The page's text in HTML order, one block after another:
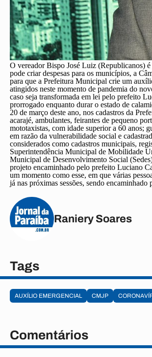
O vereador Bispo José Luiz (Republicanos)
pode criar despesas para os municípios, a
para que a Prefeitura Municipal crie um
atingidos neste momento de pandemia do
caso seja transformada em lei pelo prefeito
prorrogado enquanto durar o estado de
20 de março deste ano, nos cadastros da
acarajé, ambulantes, feirantes de pequeno
mototaxistas, com idade superior a 60 anos;
em razão da vulnerabilidade social e
considerados como cadastros municipais,
Superintendência Municipal de Mobilidade
Municipal de Desenvolvimento Social
projeto encaminhado pelo prefeito Luciano
um momento como esse, em que várias
já nas próximas sessões, sendo
Raniery Soares
Tags
AUXÍLIO EMERGENCIAL CMJP
Comentários